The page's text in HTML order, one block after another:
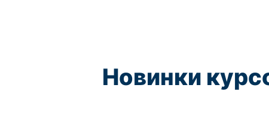
Новинки